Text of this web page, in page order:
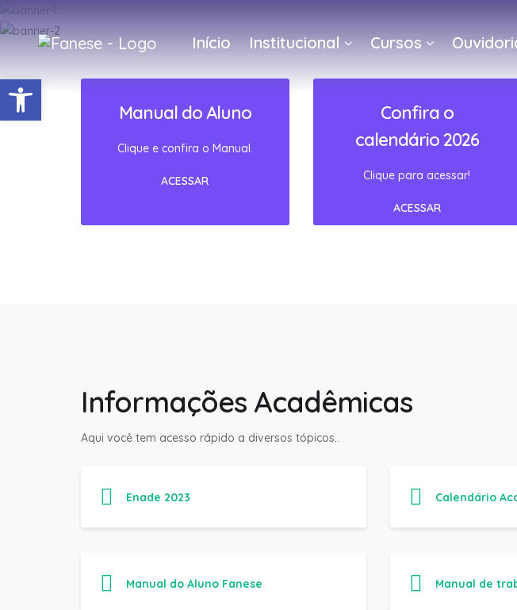
Início Institucional Cursos
Manual do Aluno
Clique e confira o Manual.
ACESSAR
Confira o
calendário 2026
Clique para acessar!
ACESSAR
Informações Acadêmicas
Aqui você tem acesso rápido a diversos tópicos..
Enade 2023 Calendário
Manual do Aluno Fanese Manual de
Barra de Ferramentas Aberta